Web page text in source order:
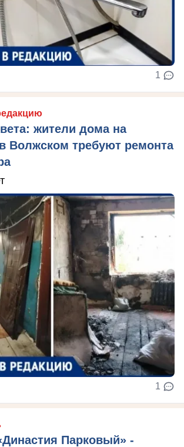
1
жители дома на
Волжском требуют ремонта
1
Парковый» -